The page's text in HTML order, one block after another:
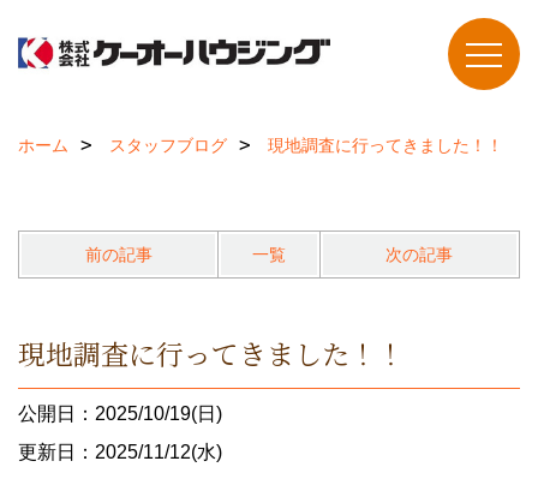
ホーム スタッフブログ 現地調査に行ってきました！！
前の記事 一覧 次の記事
現地調査に行ってきました！！
公開日：2025/10/19(日)
更新日：2025/11/12(水)